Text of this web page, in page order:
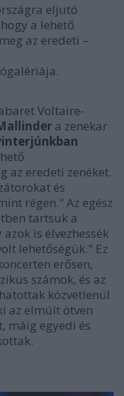
eljutó
a lehető
az eredeti –
Voltaire-
a zenekar
az eredeti zenéket.
és
régen." Az egész
tartsuk a
is élvezhessék
lehetőségük." Ez
erősen,
számok, és az
közvetlenül
az elmúlt ötven
máig egyedi és